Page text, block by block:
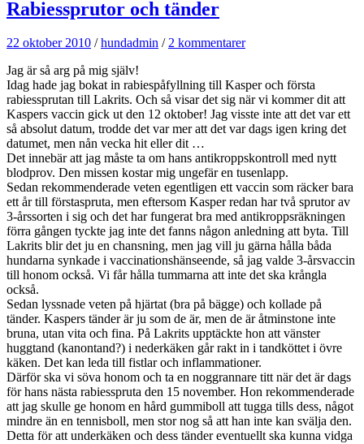
Rabiessprutor och tänder
22 oktober 2010 /hundadmin /2 kommentarer
Jag är så arg på mig själv!
Idag hade jag bokat in rabiespåfyllning till Kasper och första
rabiessprutan till Lakrits. Och så visar det sig när vi kommer dit att
Kaspers vaccin gick ut den 12 oktober! Jag visste inte att det var ett
så absolut datum, trodde det var mer att det var dags igen kring det
datumet, men nån vecka hit eller dit …
Det innebär att jag måste ta om hans antikroppskontroll med nytt
blodprov. Den missen kostar mig ungefär en tusenlapp.
Sedan rekommenderade veten egentligen ett vaccin som räcker bara
ett år till förstaspruta, men eftersom Kasper redan har två sprutor av
3-årssorten i sig och det har fungerat bra med antikroppsräkningen
förra gången tyckte jag inte det fanns någon anledning att byta. Till
Lakrits blir det ju en chansning, men jag vill ju gärna hålla båda
hundarna synkade i vaccinationshänseende, så jag valde 3-årsvaccin
till honom också. Vi får hålla tummarna att inte det ska krångla
också.
Sedan lyssnade veten på hjärtat (bra på bägge) och kollade på
tänder. Kaspers tänder är ju som de är, men de är åtminstone inte
bruna, utan vita och fina. På Lakrits upptäckte hon att vänster
huggtand (kanontand?) i nederkäken går rakt in i tandköttet i övre
käken. Det kan leda till fistlar och inflammationer.
Därför ska vi söva honom och ta en noggrannare titt när det är dags
för hans nästa rabiesspruta den 15 november. Hon rekommenderade
att jag skulle ge honom en hård gummiboll att tugga tills dess, något
mindre än en tennisboll, men stor nog så att han inte kan svälja den.
Detta för att underkäken och dess tänder eventuellt ska kunna vidga